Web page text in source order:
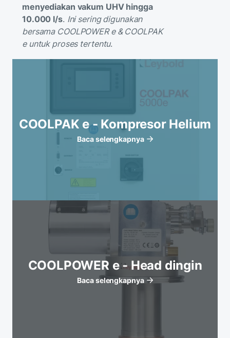
menyediakan vakum UHV hingga
10.000 l/s. Ini sering digunakan
bersama COOLPOWER e & COOLPAK
e untuk proses tertentu.
COOLPAK e - Kompresor Helium
Baca selengkapnya
COOLPOWER e - Head dingin
Baca selengkapnya